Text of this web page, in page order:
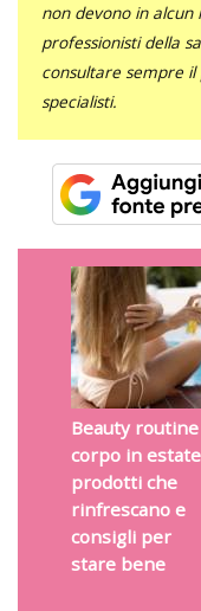
non devono in
professionisti della
consultare sempre
specialisti.
Beauty routine
corpo in
prodotti che
rinfrescano e
consigli per
stare bene